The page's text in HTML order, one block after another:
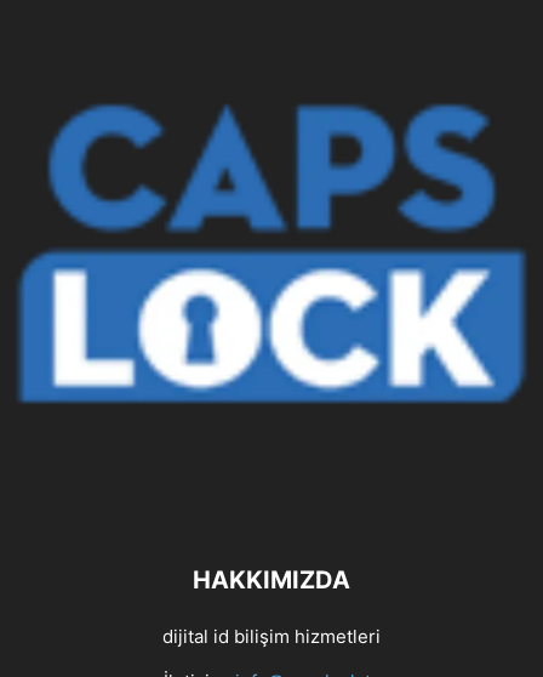
HAKKIMIZDA
dijital id bilişim hizmetleri